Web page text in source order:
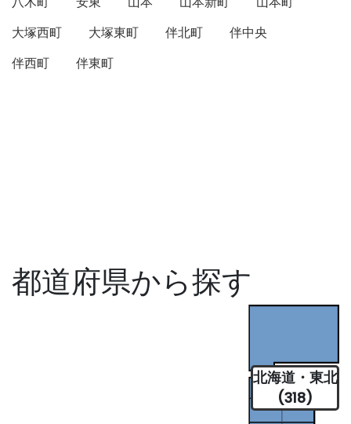
大塚西町
大塚東町 伴北町
伴中央
伴西町
伴東町
都道府県から探す
北海道・東北
(318)